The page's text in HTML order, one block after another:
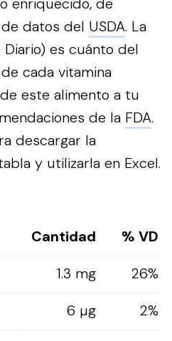
datos del USDA. La
es cuánto del
cada vitamina
este alimento a tu
de la FDA.
descargar la
y utilizarla en Excel.
Cantidad
% VD
1.3 mg
26%
6 µg
2%